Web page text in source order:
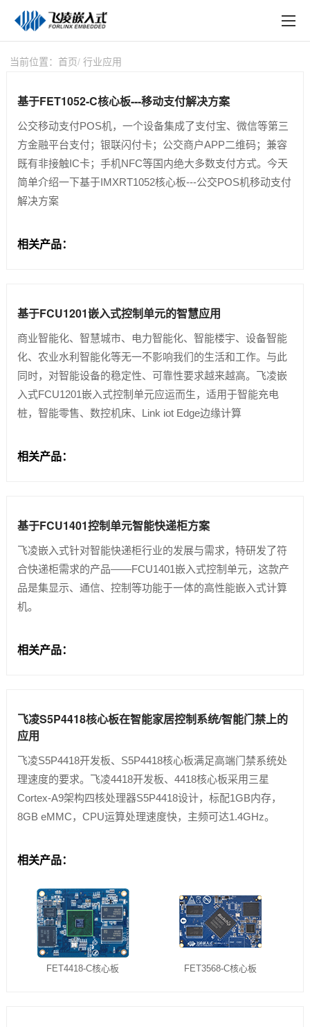
产品中心
技术与支持
在线文档
方案定制
天猫商城
新闻中心
技术论坛
在线购买
当前位置： 首页 行业应用
基于FET1052-C核心板---移动支付解决方案
公交移动支付POS机，一个设备集成了支付宝、微信等第三
方金融平台支付；银联闪付卡；公交商户APP二维码；兼容
既有非接触IC卡；手机NFC等国内绝大多数支付方式。今天
简单介绍一下基于IMXRT1052核心板---公交POS机移动支付
解决方案
相关产品：
基于FCU1201嵌入式控制单元的智慧应用
商业智能化、智慧城市、电力智能化、智能楼宇、设备智能
化、农业水利智能化等无一不影响我们的生活和工作。与此
同时，对智能设备的稳定性、可靠性要求越来越高。飞凌嵌
入式FCU1201嵌入式控制单元应运而生，适用于智能充电
桩，智能零售、数控机床、Link iot Edge边缘计算
相关产品：
基于FCU1401控制单元智能快递柜方案
飞凌嵌入式针对智能快递柜行业的发展与需求，特研发了符
合快递柜需求的产品——FCU1401嵌入式控制单元，这款产
品是集显示、通信、控制等功能于一体的高性能嵌入式计算
机。
相关产品：
飞凌S5P4418核心板在智能家居控制系统/智能门禁上的
应用
飞凌S5P4418开发板、S5P4418核心板满足高端门禁系统处
理速度的要求。飞凌4418开发板、4418核心板采用三星
Cortex-A9架构四核处理器S5P4418设计，标配1GB内存，
8GB eMMC，CPU运算处理速度快，主频可达1.4GHz。
相关产品：
FET4418-C核心板 FET3568-C核心板